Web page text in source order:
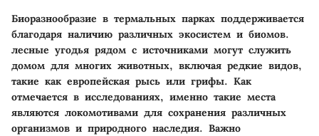
Биоразнообразие в термальных парках поддерживается
благодаря наличию различных экосистем и биомов.
лесные угодья рядом с источниками могут служить
домом для многих животных, включая редкие видов,
такие как европейская рысь или грифы. Как
отмечается в исследованиях, именно такие места
являются локомотивами для сохранения различных
организмов и природного наследия. Важно